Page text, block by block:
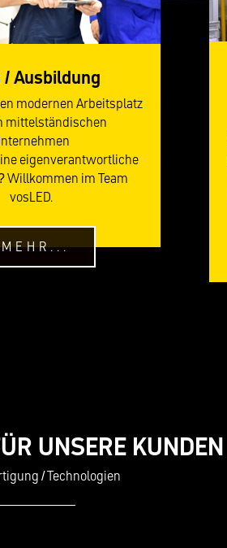
Ausbildung
modernen Arbeitsplatz
mittelständischen
eigenverantwortliche
Willkommen im Team
vosLED.
MEHR...
UNSERE KUNDEN
/ Technologien